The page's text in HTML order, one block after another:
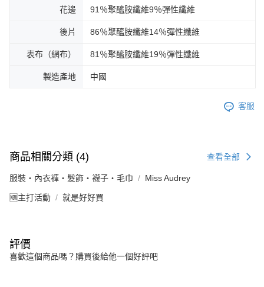
花邊 91％聚醯胺纖維9％彈性纖維
後片 86％聚醯胺纖維14％彈性纖維
表布（網布） 81％聚醯胺纖維19％彈性纖維
製造產地 中國
客服
商品相關分類 (4) 查看全部
服裝・內衣褲・髮飾・襪子・毛巾 Miss Audrey
🆕主打活動 就是好好買
評價
喜歡這個商品嗎？購買後給他一個好評吧